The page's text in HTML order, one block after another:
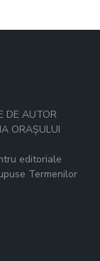
DE AUTOR
ORAȘULUI
editoriale
Termenilor